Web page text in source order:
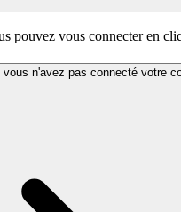
pouvez vous connecter en
vous n'avez pas connecté votre